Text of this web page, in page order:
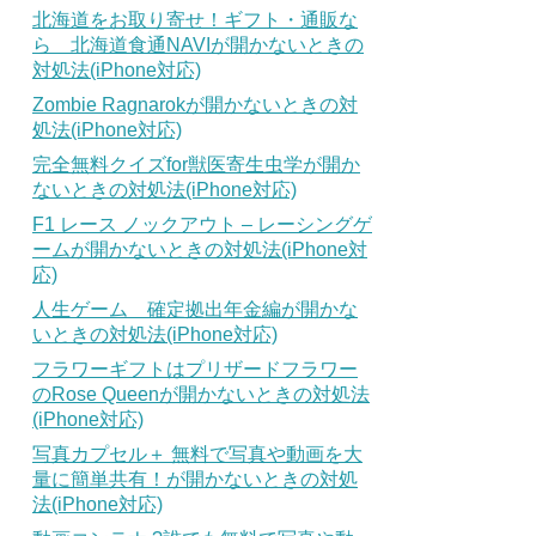
北海道をお取り寄せ！ギフト・通販な
ら 北海道食通NAVIが開かないときの
対処法(iPhone対応)
Zombie Ragnarokが開かないときの対
処法(iPhone対応)
完全無料クイズfor獣医寄生虫学が開か
ないときの対処法(iPhone対応)
F1 レース ノックアウト – レーシングゲ
ームが開かないときの対処法(iPhone対
応)
人生ゲーム 確定拠出年金編が開かな
いときの対処法(iPhone対応)
フラワーギフトはプリザードフラワー
のRose Queenが開かないときの対処法
(iPhone対応)
写真カプセル＋ 無料で写真や動画を大
量に簡単共有！が開かないときの対処
法(iPhone対応)